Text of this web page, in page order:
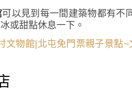
可以見到每一間建築物都有不
或甜點休息一下。